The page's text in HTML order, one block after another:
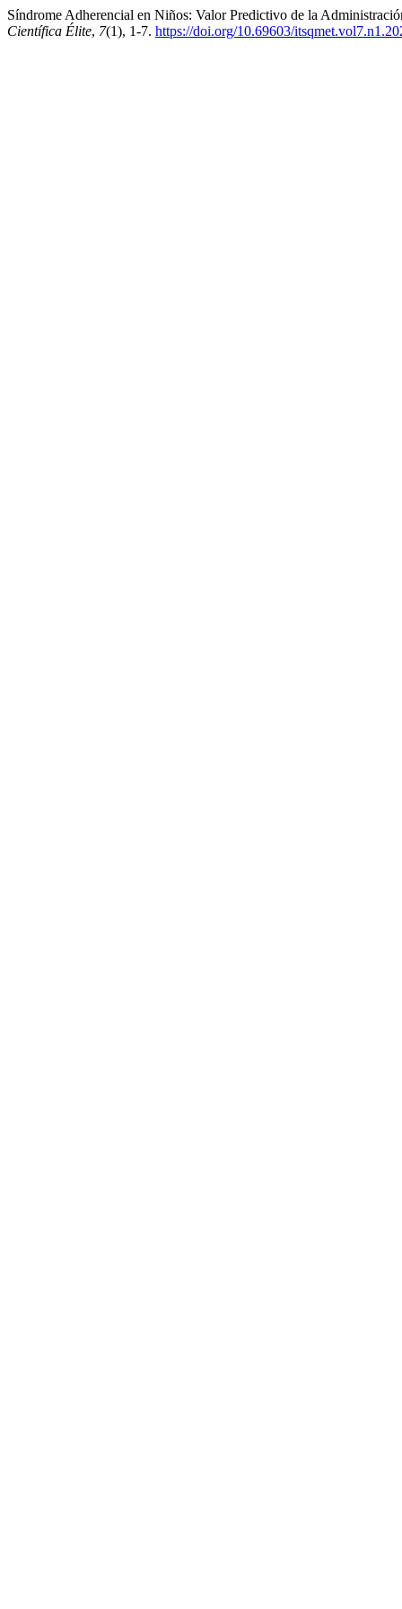
Síndrome Adherencial en Niños: Valor Predictivo de la
Científica Élite, 7(1), 1-7. https://doi.org/10.69603/